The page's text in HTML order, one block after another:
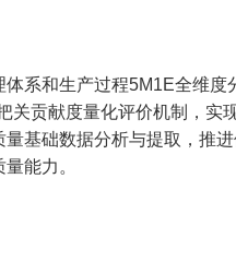
系和生产过程5M1E全维
贡献度量化评价机制，实
基础数据分析与提取，推
能力。